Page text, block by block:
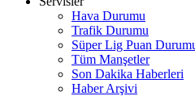
Hava Durumu
Trafik Durumu
Süper Lig Puan
Tüm Manşetler
Son Dakika Haberleri
Haber Arşivi